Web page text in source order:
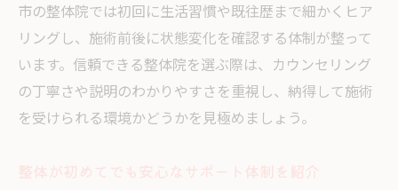
市の整体院では初回に生活習慣や既往歴まで細かくヒア
リングし、施術前後に状態変化を確認する体制が整って
います。信頼できる整体院を選ぶ際は、カウンセリング
の丁寧さや説明のわかりやすさを重視し、納得して施術
を受けられる環境かどうかを見極めましょう。